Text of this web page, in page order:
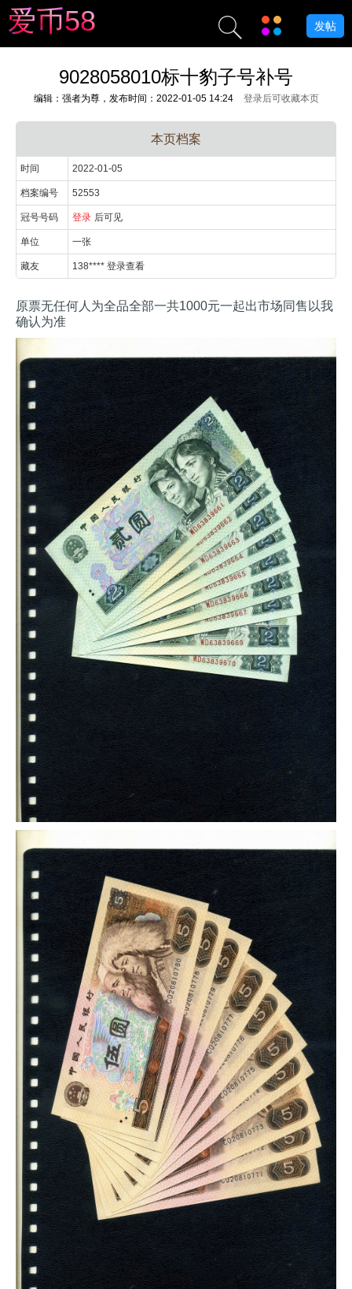
爱币58 发帖
9028058010标十豹子号补号
编辑：强者为尊，发布时间：2022-01-05 14:24 登录后可收藏本页
本页档案
时间 2022-01-05
档案编号 52553
冠号号码 登录 后可见
单位 一张
藏友 138**** 登录查看
原票无任何人为全品全部一共1000元一起出市场同售以我
确认为准